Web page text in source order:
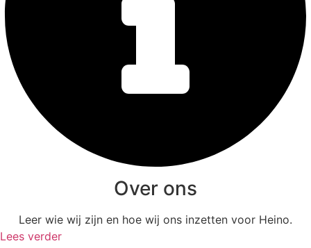
Over ons
Leer wie wij zijn en hoe wij ons inzetten voor Heino.
Lees verder